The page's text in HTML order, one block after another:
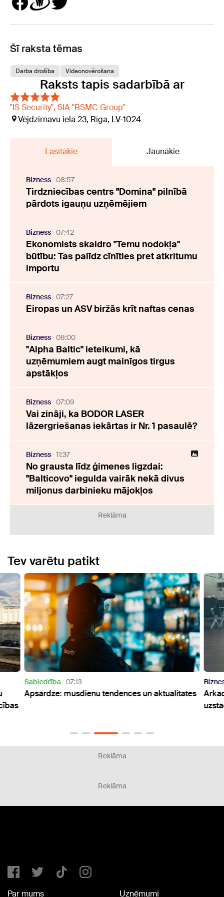
Šī raksta tēmas
Darba drošība Videonovērošana
Raksts tapis sadarbībā ar
"IS Security", SIA "BSMC Group"
Vējdzirnavu iela 23, Rīga, LV-1024
Lasītākie Jaunākie
Bizness 08:57
Tirdzniecības centrs "Domina" pilnībā
pārdots igauņu uzņēmējiem
Bizness 07:42
Ekonomists skaidro "Temu nodokļa"
būtību: Tas palīdz cīnīties pret atkritumu
importu
Bizness 07:27
Eiropas un ASV biržās krīt naftas cenas
Bizness 08:00
"Alpha Baltic" ieteikumi, kā
uzņēmumiem augt mainīgos tirgus
apstākļos
Bizness 07:09
Vai zināji, ka BODOR LASER
lāzergriešanas iekārtas ir Nr. 1 pasaulē?
Bizness 11:37
No grausta līdz ģimenes ligzdai:
"Balticovo" iegulda vairāk nekā divus
miljonus darbinieku mājokļos
Reklāma
Tev varētu patikt
Sabiedrība 07:13
Apsardze: mūsdienu tendences un aktualitātes
Reklāma
Reklāma
Par mums
Uzņēmumi